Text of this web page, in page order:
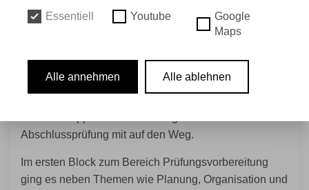
Mitgliedsunternehmen zum Seminar "Fit für die
Diampanga von der AOK Hamburg/Rheinland - Die
Abschlussprüfung mit auf den Weg.
Im ersten Block zum Bereich Prüfungsvorbereitung
ging es neben Themen wie Planung, Organisation und
Essentiell Youtube
Google
Maps
Alle annehmen Alle ablehnen